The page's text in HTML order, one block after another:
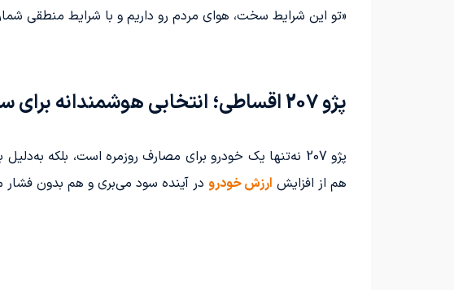
«تو این شرایط سخت، هوای مردم رو داریم و با شرایط منطقی
پژو 207 اقساطی؛ انتخابی هوشمندانه برای سرمایه‌گذاری در خودرو
پژو 207 نه‌تنها یک خودرو برای مصارف روزمره است، بلکه به‌دلیل بازار پرتقاضا، گزینه‌ای مطمئن برای
هم از افزایش ارزش خودرو در آینده سود می‌بری و هم بدون فشار